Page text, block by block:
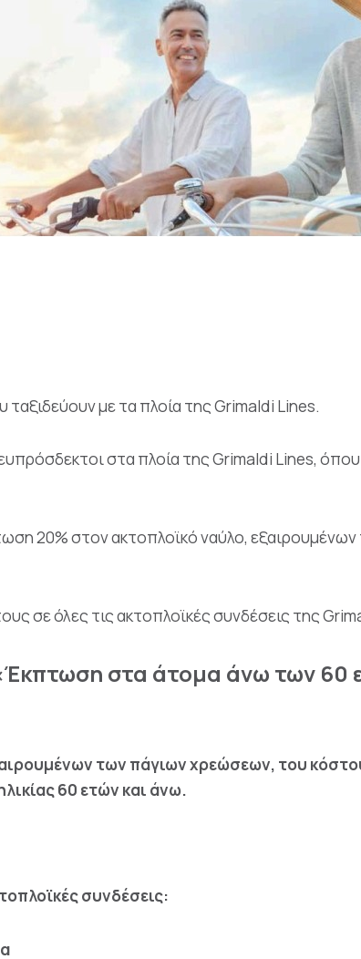
με τα πλοία της Grimaldi Lines.
στα πλοία της Grimaldi Lines,
20% στον ακτοπλοϊκό ναύλο,
σε όλες τις ακτοπλοϊκές συνδέσεις της
στα άτομα άνω των 60
των πάγιων χρεώσεων, του
60 ετών και άνω.
συνδέσεις: